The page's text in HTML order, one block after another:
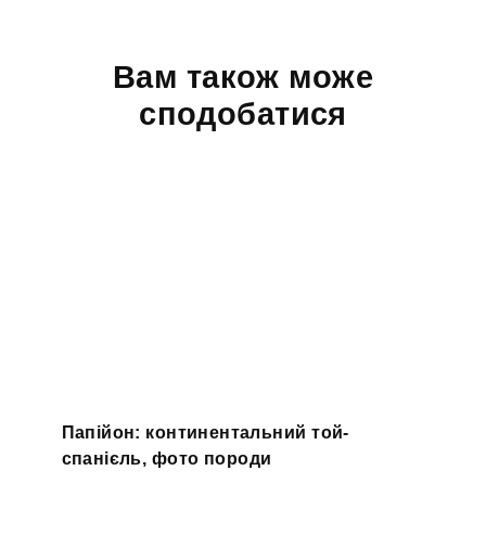
Вам також може
сподобатися
Папійон: континентальний той-
спанієль, фото породи